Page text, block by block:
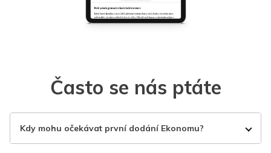
Často se nás ptáte
Kdy mohu očekávat první dodání Ekonomu?